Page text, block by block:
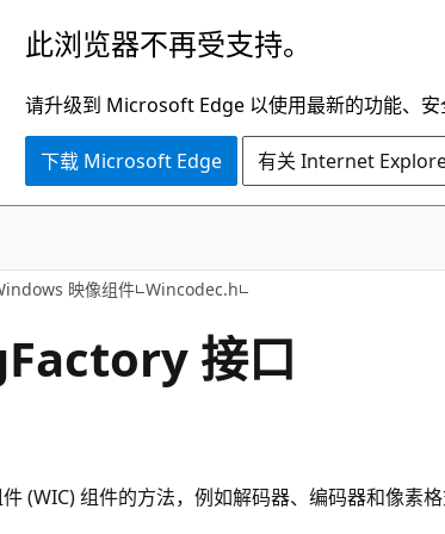
此浏览器不再受支持。
请升级到 Microsoft Edge 以使用最新的功能、安
下载 Microsoft Edge 有关 Internet
映像组件 Wincodec.h
接口
(WIC) 组件的方法，例如解码器、编码器和像素格